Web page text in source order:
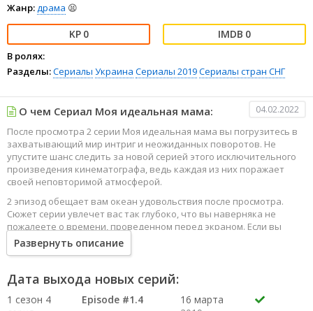
Жанр:драма 😫
0 0
В ролях:
Разделы:Сериалы Украина Сериалы 2019Сериалы стран СНГ
О чем Сериал Моя идеальная мама: 04.02.2022
После просмотра 2 серии Моя идеальная мама вы погрузитесь в
захватывающий мир интриг и неожиданных поворотов. Не
упустите шанс следить за новой серией этого исключительного
произведения кинематографа, ведь каждая из них поражает
своей неповторимой атмосферой.
2 эпизод обещает вам океан удовольствия после просмотра.
Сюжет серии увлечет вас так глубоко, что вы наверняка не
пожалеете о времени, проведенном перед экраном. Если вы
жаждете наслаждаться онлайн этим сериалом в высоком
качестве HD, то ваш выбор будет весьма правильным. Каждый
событиями, но и яркими, запоминающимися героями, которые
надолго останутся в вашей памяти.
Развернуть описание
Дата выхода новых серий:
1 сезон 4
Episode #1.4
16 марта